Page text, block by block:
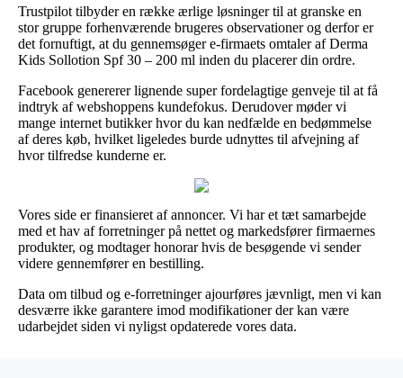
Trustpilot tilbyder en række ærlige løsninger til at granske en
stor gruppe forhenværende brugeres observationer og derfor er
det fornuftigt, at du gennemsøger e-firmaets omtaler af Derma
Kids Sollotion Spf 30 – 200 ml inden du placerer din ordre.
Facebook genererer lignende super fordelagtige genveje til at få
indtryk af webshoppens kundefokus. Derudover møder vi
mange internet butikker hvor du kan nedfælde en bedømmelse
af deres køb, hvilket ligeledes burde udnyttes til afvejning af
hvor tilfredse kunderne er.
Vores side er finansieret af annoncer. Vi har et tæt samarbejde
med et hav af forretninger på nettet og markedsfører firmaernes
produkter, og modtager honorar hvis de besøgende vi sender
videre gennemfører en bestilling.
Data om tilbud og e-forretninger ajourføres jævnligt, men vi kan
desværre ikke garantere imod modifikationer der kan være
udarbejdet siden vi nyligst opdaterede vores data.